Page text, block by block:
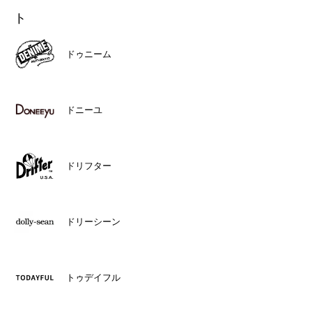
ト
ドゥニーム
ドニーユ
ドリフター
ドリーシーン
トゥデイフル